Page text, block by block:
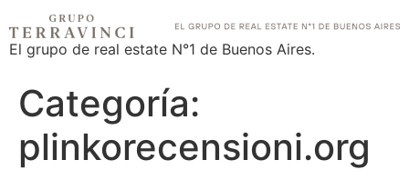
El grupo de real estate N°1 de Buenos Aires.
Categoría:
plinkorecensioni.org